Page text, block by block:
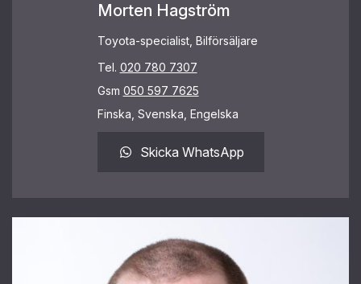
Morten Hagström
Toyota-specialist, Bilförsäljare
Tel. 020 780 7307
Gsm 050 597 7625
Finska, Svenska, Engelska
Skicka WhatsApp